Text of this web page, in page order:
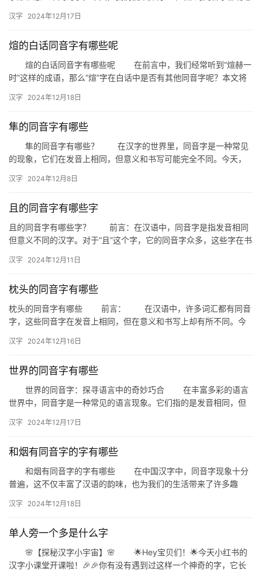
汉字 2024年12月17日
煊的白话同音字有哪些呢
煊的白话同音字有哪些呢 在前言中，我们经常听到“煊赫一
时”这样的成语，那么“煊”字在白话中是否有其他同音字呢？本文将
汉字 2024年12月18日
隼的同音字有哪些
隼的同音字有哪些？ 在汉字的世界里，同音字是一种常见
的现象，它们在发音上相同，但意义和书写可能完全不同。今天，
用…
汉字 2024年12月8日
且的同音字有哪些字
且的同音字有哪些字？ 前言：在汉语中，同音字是指发音相同
但意义不同的汉字。对于“且”这个字，它的同音字众多，这些字在书
汉字 2024年12月11日
枕头的同音字有哪些
枕头的同音字有哪些 前言： 在汉语中，许多词汇都有同音
字，这些同音字在发音上相同，但在意义和书写上却有所不同。今
汉字 2024年12月16日
世界的同音字有哪些
世界的同音字：探寻语言中的奇妙巧合 在丰富多彩的语言
世界中，同音字是一种常见的语言现象。它们指的是发音相同，但
对较…
汉字 2024年12月17日
和烟有同音字的字有哪些
和烟有同音字的字有哪些 在中国汉字中，同音字现象十分
普遍，这不仅丰富了汉语的韵味，也为我们的生活带来了许多趣
先，…
汉字 2024年12月18日
单人旁一个多是什么字
🌸【探秘汉字小宇宙】🌸 🌟Hey宝贝们！🌟今天小红书的
汉字小课堂开课啦！🎉🎉你有没有遇到过这样一个神奇的字，它长